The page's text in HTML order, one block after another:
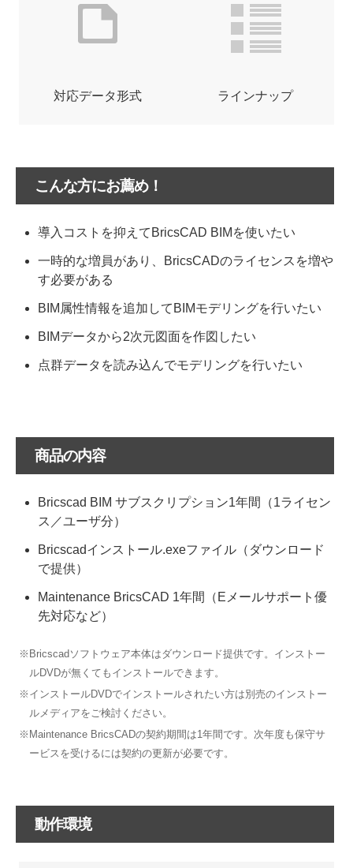
対応データ形式 ラインナップ
こんな方にお薦め！
導入コストを抑えてBricsCAD BIMを使いたい
一時的な増員があり、BricsCADのライセンスを増や
す必要がある
BIM属性情報を追加してBIMモデリングを行いたい
BIMデータから2次元図面を作図したい
点群データを読み込んでモデリングを行いたい
商品の内容
Bricscad BIM サブスクリプション1年間（1ライセン
ス／ユーザ分）
Bricscadインストール.exeファイル（ダウンロード
で提供）
Maintenance BricsCAD 1年間（Eメールサポート優
先対応など）
※Bricscadソフトウェア本体はダウンロード提供です。インストー
ルDVDが無くてもインストールできます。
※インストールDVDでインストールされたい方は別売のインストー
ルメディアをご検討ください。
※Maintenance BricsCADの契約期間は1年間です。次年度も保守サ
ービスを受けるには契約の更新が必要です。
動作環境